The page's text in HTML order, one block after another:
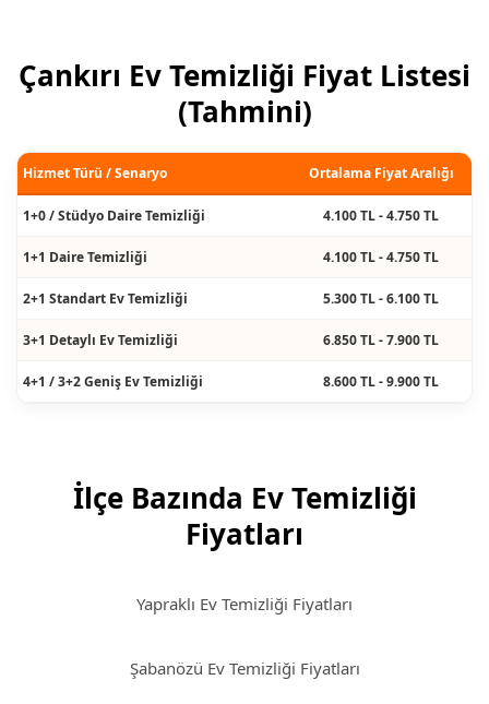
Çankırı Ev Temizliği Fiyat Listesi
(Tahmini)
Hizmet Türü / Senaryo Ortalama Fiyat Aralığı
1+0 / Stüdyo Daire Temizliği 4.100 TL - 4.750 TL
1+1 Daire Temizliği 4.100 TL - 4.750 TL
2+1 Standart Ev Temizliği 5.300 TL - 6.100 TL
3+1 Detaylı Ev Temizliği 6.850 TL - 7.900 TL
4+1 / 3+2 Geniş Ev Temizliği 8.600 TL - 9.900 TL
İlçe Bazında Ev Temizliği
Fiyatları
Yapraklı Ev Temizliği Fiyatları
Şabanözü Ev Temizliği Fiyatları